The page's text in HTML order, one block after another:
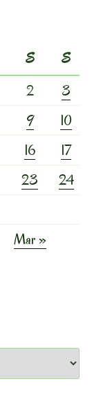
S
S
2
3
9
10
16
17
23
24
Mar »